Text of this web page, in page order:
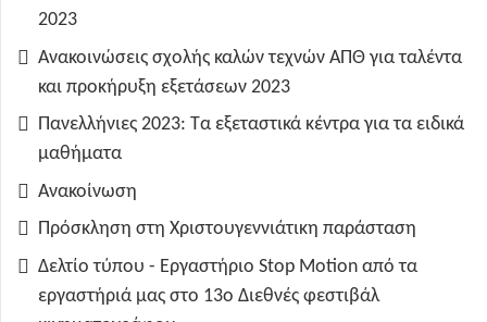
2023
Ανακοινώσεις σχολής καλών τεχνών ΑΠΘ για ταλέντα
και προκήρυξη εξετάσεων 2023
Πανελλήνιες 2023: Τα εξεταστικά κέντρα για τα ειδικά
μαθήματα
Ανακοίνωση
Πρόσκληση στη Χριστουγεννιάτικη παράσταση
Δελτίο τύπου - Εργαστήριο Stop Motion από τα
εργαστήριά μας στο 13ο Διεθνές φεστιβάλ